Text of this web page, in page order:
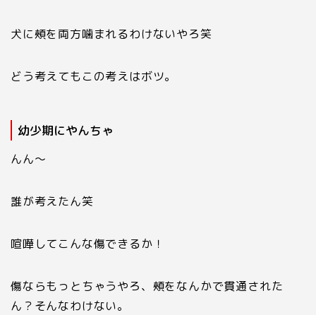
犬に頰を両方噛まれるわけないやろ笑
どう考えてもこの考えはボツ。
幼少期にやんちゃ
んん〜
誰が考えたん笑
喧嘩してこんな傷できるか！
傷ならもっとちゃうやろ、頰をなんかで貫通された
ん？そんなわけない。